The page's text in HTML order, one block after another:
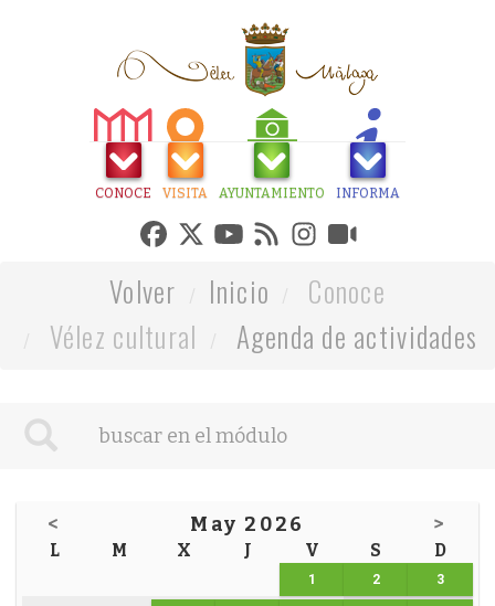
CONOCE VISITA AYUNTAMIENTO INFORMA
Volver Inicio
Conoce
Vélez cultural
Agenda de actividades
< May 2026 >
L M X J V S D
1 2 3